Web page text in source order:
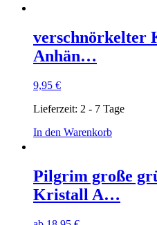
verschnörkelter
Anhän…
9,95 €
Lieferzeit: 2 - 7 Tage
In den Warenkorb
Pilgrim große
Kristall A…